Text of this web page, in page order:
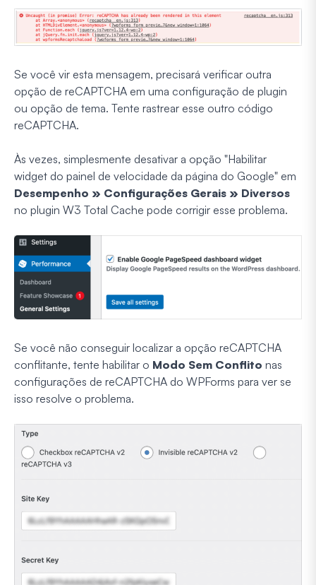
Se você vir esta mensagem, precisará verificar outra
opção de reCAPTCHA em uma configuração de plugin
ou opção de tema. Tente rastrear esse outro código
reCAPTCHA.
Às vezes, simplesmente desativar a opção "Habilitar
widget do painel de velocidade da página do Google" em
Desempenho » Configurações Gerais » Diversos
no plugin W3 Total Cache pode corrigir esse problema.
Se você não conseguir localizar a opção reCAPTCHA
conflitante, tente habilitar o Modo Sem Conflito nas
configurações de reCAPTCHA do WPForms para ver se
isso resolve o problema.